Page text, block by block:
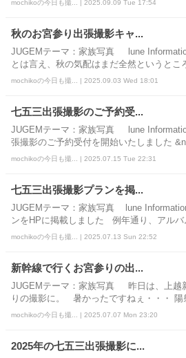
mochikoの今日も撮... | 2025.09.09 Tue 17:54
秋のお宮参り出張撮影キャ...
JUGEMテーマ：家族写真 lune
とは言え、秋の気配はまだ全然というとこ
mochikoの今日も撮... | 2025.09.03 Wed 18:01
七五三出張撮影のご予約受...
JUGEMテーマ：家族写真 lune
張撮影のご予約受付を開始いたしました
mochikoの今日も撮... | 2025.07.15 Tue 22:31
七五三出張撮影プランを掲...
JUGEMテーマ：家族写真 lune
ンをHPに掲載しました 例年通り、アルバ
mochikoの今日も撮... | 2025.07.13 Sun 22:52
新幹線で行くお宮参りの出...
JUGEMテーマ：家族写真 昨日は、上越
りの撮影に。 暑かったですねぇ・・・ 陽
mochikoの今日も撮... | 2025.07.07 Mon 23:20
2025年の七五三出張撮影に...